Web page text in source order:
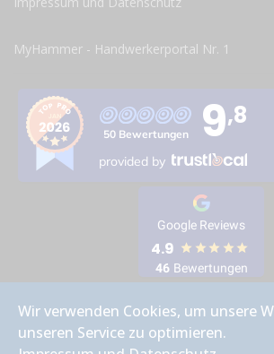
MyHammer - Handwerkerportal Nr. 1
50 Bewertungen 9,8
provided by
Google Reviews
4.9
46 Bewertungen
Wir verwenden Cookies, um unsere
unseren Service zu optimieren.